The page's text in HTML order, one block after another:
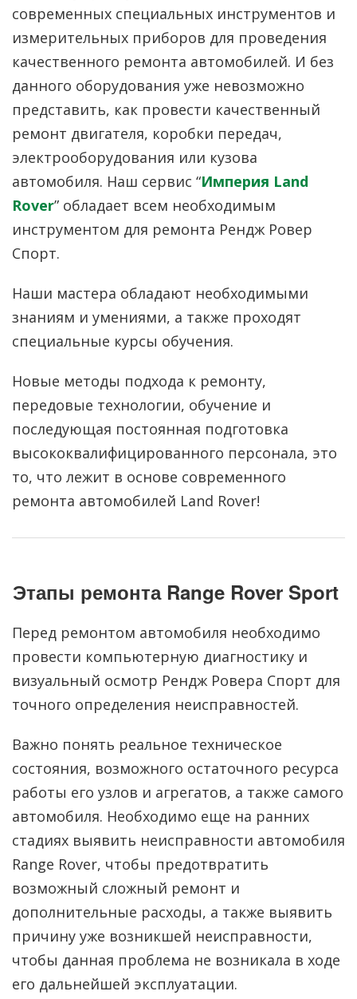
современных специальных инструментов и
измерительных приборов для проведения
качественного ремонта автомобилей. И без
данного оборудования уже невозможно
представить, как провести качественный
ремонт двигателя, коробки передач,
электрооборудования или кузова
автомобиля. Наш сервис “Империя Land
Rover” обладает всем необходимым
инструментом для ремонта Рендж Ровер
Спорт.
Наши мастера обладают необходимыми
знаниям и умениями, а также проходят
специальные курсы обучения.
Новые методы подхода к ремонту,
передовые технологии, обучение и
последующая постоянная подготовка
высококвалифицированного персонала, это
то, что лежит в основе современного
ремонта автомобилей Land Rover!
Этапы ремонта Range Rover Sport
Перед ремонтом автомобиля необходимо
провести компьютерную диагностику и
визуальный осмотр Рендж Ровера Cпорт для
точного определения неисправностей.
Важно понять реальное техническое
состояния, возможного остаточного ресурса
работы его узлов и агрегатов, а также самого
автомобиля. Необходимо еще на ранних
стадиях выявить неисправности автомобиля
Range Rover, чтобы предотвратить
возможный сложный ремонт и
дополнительные расходы, а также выявить
причину уже возникшей неисправности,
чтобы данная проблема не возникала в ходе
его дальнейшей эксплуатации.